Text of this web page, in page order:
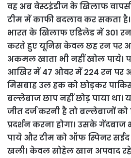
वह अब वेस्टइंडीज के खिलाफ
टीम में काफी बदलाव कर सकता है।
भारत के खिलाफ एडिलेड में 301
करते हुए यूनिस केवल छह रन पर
अकमल खाता भी नहीं खोल पाये।
आखिर में 47 ओवर में 224 रन पर
मिसबाह उल हक को छोड़कर
बल्लेबाज छाप नहीं छोड़ पाया था।
जीत दर्ज करनी है तो बल्लेबाजों को
प्रदर्शन करना होगा। उसके गेंदबाज
पाये और टीम को ऑफ स्पिनर
खली। केवल सोहेल खान अपवाद